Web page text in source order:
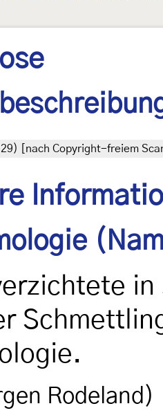
[nach Copyright-freiem
Rodeland)